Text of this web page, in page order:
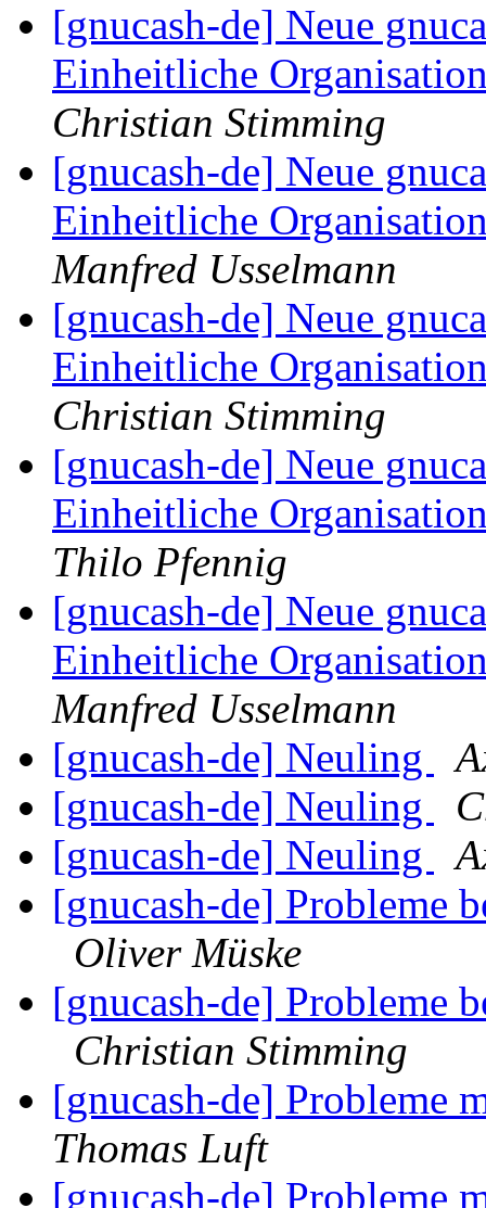
[gnucash-de] Neue
Einheitliche
Christian Stimming
[gnucash-de] Neue
Einheitliche
Manfred Usselmann
[gnucash-de] Neue
Einheitliche
Christian Stimming
[gnucash-de] Neue
Einheitliche
Thilo Pfennig
[gnucash-de] Neue
Einheitliche
Manfred Usselmann
[gnucash-de] Neuling
[gnucash-de] Neuling
[gnucash-de] Neuling
[gnucash-de] Probleme
Oliver Müske
[gnucash-de] Probleme
Christian Stimming
[gnucash-de] Probleme
Thomas Luft
[gnucash-de] Probleme